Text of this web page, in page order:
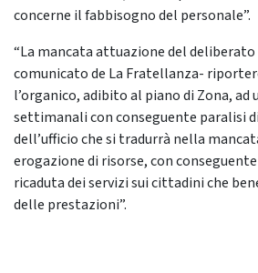
concerne il fabbisogno del personale”.
“La mancata attuazione del
comunicato de La Fratellanza-
l’organico, adibito al piano di Zona, ad
settimanali con conseguente paralisi
dell’ufficio che si tradurrà nella
erogazione di risorse, con
ricaduta dei servizi sui cittadini che
delle prestazioni”.